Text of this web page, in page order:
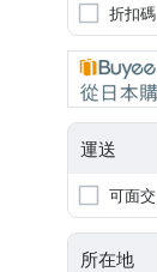
折扣碼
運送
可面交
所在地